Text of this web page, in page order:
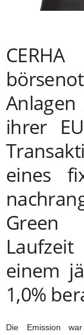
Anlagen
ihrer
eines
Green
einem
1,0%
Die Emission